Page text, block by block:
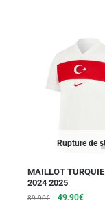
Rupture de
MAILLOT
2024 2025
89.90€ 49.90€